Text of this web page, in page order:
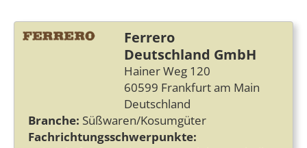
Ferrero
Deutschland GmbH
Hainer Weg 120
60599 Frankfurt am Main
Deutschland
Branche: Süßwaren/Kosumgüter
Fachrichtungsschwerpunkte: